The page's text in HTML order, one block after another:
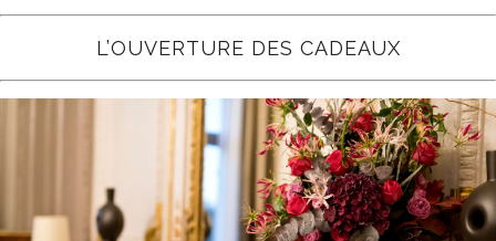
L’OUVERTURE DES CADEAUX